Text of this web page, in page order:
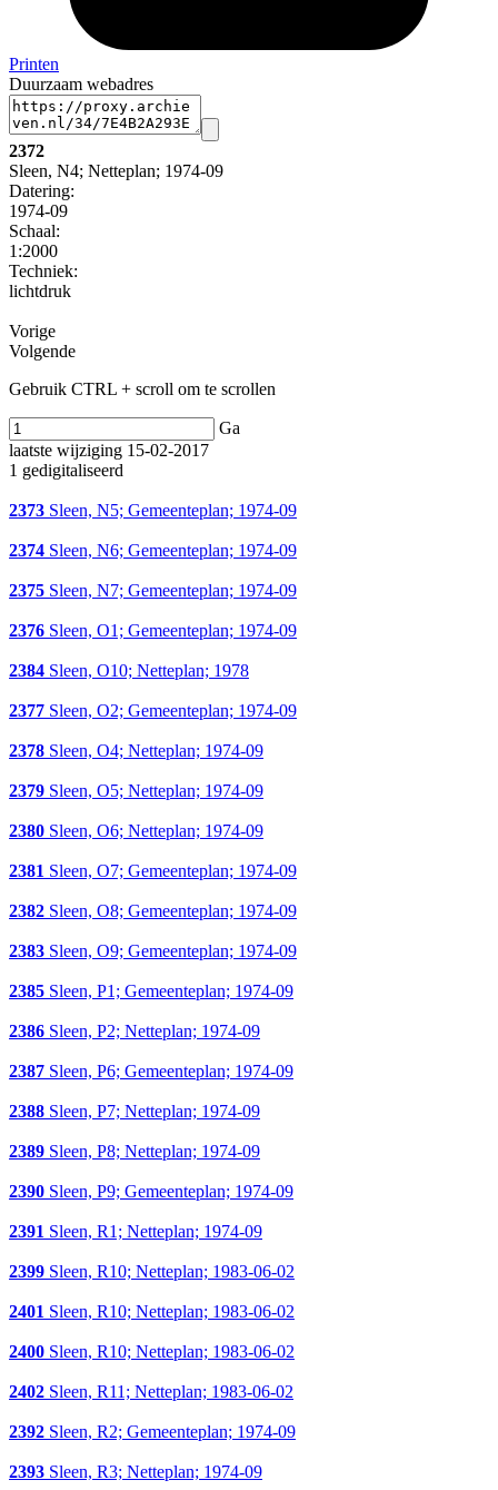
Printen
Duurzaam webadres
2372
Sleen, N4; Netteplan; 1974-09
Datering:
1974-09
Schaal:
1:2000
Techniek:
lichtdruk
Vorige
Volgende
Gebruik CTRL + scroll om te scrollen
Ga
laatste wijziging 15-02-2017
1 gedigitaliseerd
2373 Sleen, N5; Gemeenteplan; 1974-09
2374 Sleen, N6; Gemeenteplan; 1974-09
2375 Sleen, N7; Gemeenteplan; 1974-09
2376 Sleen, O1; Gemeenteplan; 1974-09
2384 Sleen, O10; Netteplan; 1978
2377 Sleen, O2; Gemeenteplan; 1974-09
2378 Sleen, O4; Netteplan; 1974-09
2379 Sleen, O5; Netteplan; 1974-09
2380 Sleen, O6; Netteplan; 1974-09
2381 Sleen, O7; Gemeenteplan; 1974-09
2382 Sleen, O8; Gemeenteplan; 1974-09
2383 Sleen, O9; Gemeenteplan; 1974-09
2385 Sleen, P1; Gemeenteplan; 1974-09
2386 Sleen, P2; Netteplan; 1974-09
2387 Sleen, P6; Gemeenteplan; 1974-09
2388 Sleen, P7; Netteplan; 1974-09
2389 Sleen, P8; Netteplan; 1974-09
2390 Sleen, P9; Gemeenteplan; 1974-09
2391 Sleen, R1; Netteplan; 1974-09
2399 Sleen, R10; Netteplan; 1983-06-02
2401 Sleen, R10; Netteplan; 1983-06-02
2400 Sleen, R10; Netteplan; 1983-06-02
2402 Sleen, R11; Netteplan; 1983-06-02
2392 Sleen, R2; Gemeenteplan; 1974-09
2393 Sleen, R3; Netteplan; 1974-09